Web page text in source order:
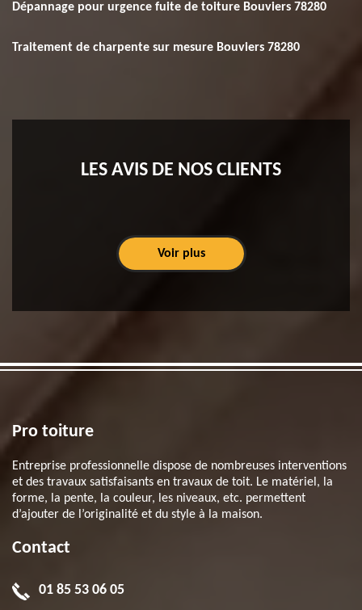
Dépannage pour urgence fuite de toiture Bouviers 78280
Traitement de charpente sur mesure Bouviers 78280
LES AVIS DE NOS CLIENTS
Voir plus
Pro toiture
Entreprise professionnelle dispose de nombreuses interventions
et des travaux satisfaisants en travaux de toit. Le matériel, la
forme, la pente, la couleur, les niveaux, etc. permettent
d’ajouter de l’originalité et du style à la maison.
Contact
01 85 53 06 05